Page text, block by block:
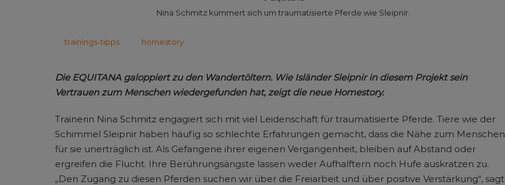
Nina Schmitz kümmert sich um traumatisierte Pferde wie Sleipnir.
trainings-tipps homestory
Die EQUITANA galoppiert zu den Wandertöltern. Wie Isländer Sleipnir in diesem Projekt sein
Vertrauen zum Menschen wiedergefunden hat, zeigt die neue Homestory.
Trainerin Nina Schmitz engagiert sich mit viel Leidenschaft für traumatisierte Pferde. Tiere wie der
Schimmel Sleipnir haben häufig so schlechte Erfahrungen gemacht, dass die Nähe zum Menschen
für sie unerträglich ist. Als Gefangene ihrer eigenen Vergangenheit, bleiben auf Abstand oder
ergreifen die Flucht. Ihre Berührungsängste lassen weder Aufhalftern noch Hufe auskratzen zu.
„Den Zugang zu diesen Pferden suchen wir über die Freiarbeit und über positive Verstärkung“, sagt